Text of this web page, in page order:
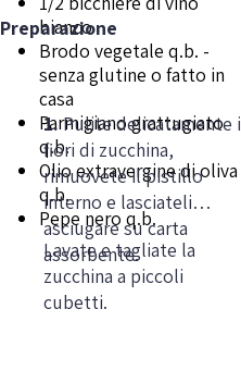
bianco
Brodo vegetale q.b. -
senza glutine o fatto in
casa
Parmigiano grattugiato
q.b.
Olio extravergine di oliva
q.b.
Pepe nero q.b.
Preparazione
1.Pulite delicatamente i
fiori di zucchina,
rimuovete il pistillo
interno e lasciateli
asciugare su carta
assorbente.
Lavate e tagliate la
zucchina a piccoli
cubetti.